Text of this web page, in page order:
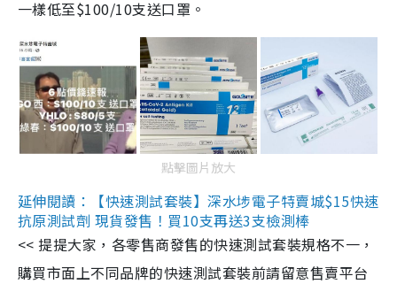
一樣低至$100/10支送口罩。
點擊圖片放大
延伸閱讀：【快速測試套裝】深水埗電子特賣城$15快速
抗原測試劑 現貨發售！買10支再送3支檢測棒
<< 提提大家，各零售商發售的快速測試套裝規格不一，
購買市面上不同品牌的快速測試套裝前請留意售賣平台